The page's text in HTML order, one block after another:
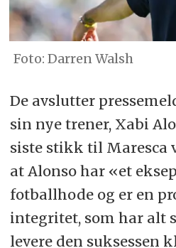
Darren Walsh
De avslutter
sin nye trener, Xabi
siste stikk til Maresca
at Alonso har «et
fotballhode og er en
integritet, som har alt
levere den suksessen